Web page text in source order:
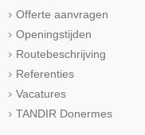
Offerte aanvragen
Openingstijden
Routebeschrijving
Referenties
Vacatures
TANDIR Donermes